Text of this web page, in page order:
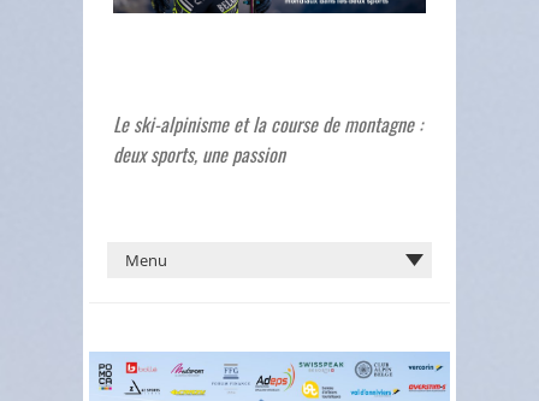
Le ski-alpinisme et la course de montagne :
deux sports, une passion